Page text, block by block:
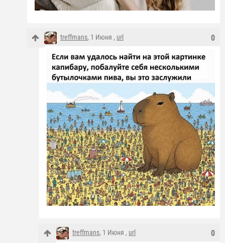
0
treffmans, 1 Июня , url
0
treffmans, 1 Июня , url